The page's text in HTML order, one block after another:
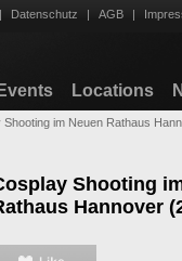
| Datenschutz | AGB |
Events Locations
Shooting im Neuen Rathaus
Shooting
Hannover